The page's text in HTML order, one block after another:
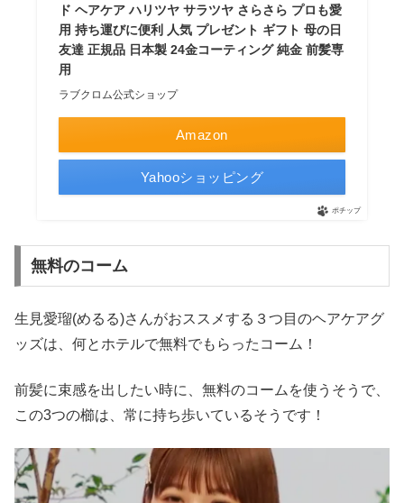
ド ヘアケア ハリツヤ サラツヤ さらさら プロも愛
用 持ち運びに便利 人気 プレゼント ギフト 母の日
友達 正規品 日本製 24金コーティング 純金 前髪専
用
ラブクロム公式ショップ
Amazon
Yahooショッピング
ポチップ
無料のコーム
生見愛瑠(めるる)さんがおススメする３つ目のヘアケアグ
ッズは、何とホテルで無料でもらったコーム！
前髪に束感を出したい時に、無料のコームを使うそうで、
この3つの櫛は、常に持ち歩いているそうです！